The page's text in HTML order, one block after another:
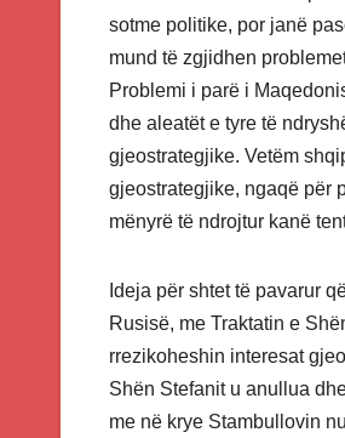
sotme politike, por janë
mund të zgjidhen
Problemi i parë i
dhe aleatët e tyre të
gjeostrategjike. Vetëm
gjeostrategjike, ngaqë për
mënyrë të ndrojtur kanë
Ideja për shtet të pavarur
Rusisë, me Traktatin e
rrezikoheshin interesat
Shën Stefanit u anullua
me në krye Stambullovin